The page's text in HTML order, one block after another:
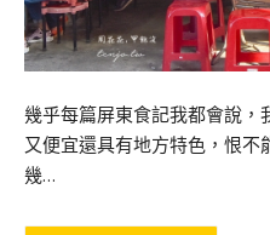
幾乎每篇屏東食記我都會說，
又便宜還具有地方特色，恨
幾…